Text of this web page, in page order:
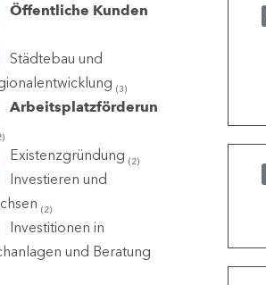
Öffentliche Kunden
Städtebau und
(3)
Arbeitsplatzförderun
Existenzgründung (2)
Investieren und
(2)
Investitionen in
und Beratung